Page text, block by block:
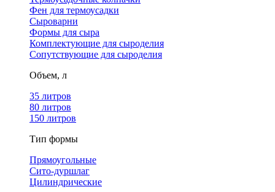
Фен для термоусадки
Сыроварни
Формы для сыра
Комплектующие для сыроделия
Сопутствующие для сыроделия
Объем, л
35 литров
80 литров
150 литров
Тип формы
Прямоугольные
Сито-дуршлаг
Цилиндрические